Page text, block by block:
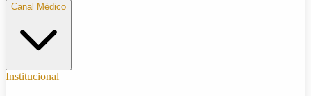
Canal Médico
Institucional